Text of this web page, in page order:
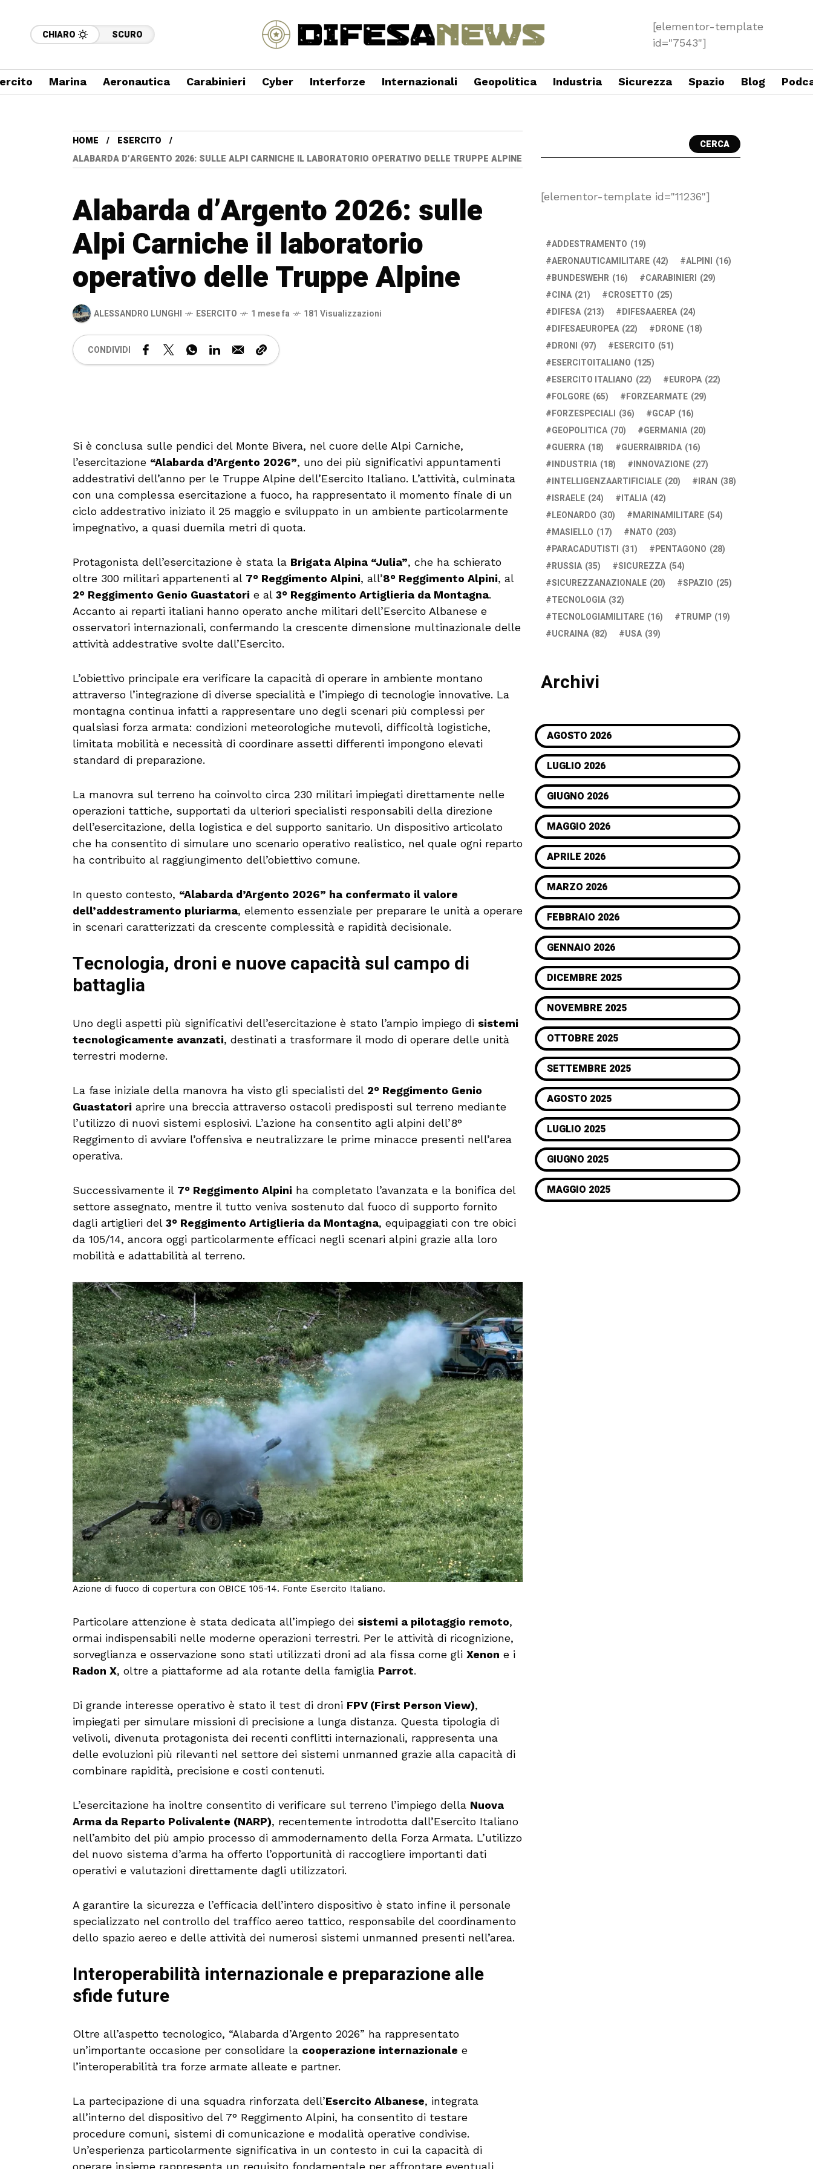
CHIARO SCURO
[elementor-template
id="7543"]
Marina Aeronautica Carabinieri Cyber Interforze Internazionali Geopolitica Industria Sicurezza Spazio Blog
HOME
ESERCITO
ALABARDA D’ARGENTO 2026: SULLE ALPI CARNICHE IL LABORATORIO OPERATIVO DELLE TRUPPE ALPINE
Alabarda d’Argento 2026: sulle
Alpi Carniche il laboratorio
operativo delle Truppe Alpine
ALESSANDRO LUNGHI ESERCITO 1 mese fa 181 Visualizzazioni
CONDIVIDI
Si è conclusa sulle pendici del Monte Bivera, nel cuore delle Alpi Carniche,
l’esercitazione “Alabarda d’Argento 2026”, uno dei più significativi appuntamenti
addestrativi dell’anno per le Truppe Alpine dell’Esercito Italiano. L’attività, culminata
con una complessa esercitazione a fuoco, ha rappresentato il momento finale di un
ciclo addestrativo iniziato il 25 maggio e sviluppato in un ambiente particolarmente
impegnativo, a quasi duemila metri di quota.
Protagonista dell’esercitazione è stata la Brigata Alpina “Julia”, che ha schierato
oltre 300 militari appartenenti al 7° Reggimento Alpini, all’8° Reggimento Alpini, al
2° Reggimento Genio Guastatori e al 3° Reggimento Artiglieria da Montagna.
Accanto ai reparti italiani hanno operato anche militari dell’Esercito Albanese e
osservatori internazionali, confermando la crescente dimensione multinazionale delle
attività addestrative svolte dall’Esercito.
L’obiettivo principale era verificare la capacità di operare in ambiente montano
attraverso l’integrazione di diverse specialità e l’impiego di tecnologie innovative. La
montagna continua infatti a rappresentare uno degli scenari più complessi per
qualsiasi forza armata: condizioni meteorologiche mutevoli, difficoltà logistiche,
limitata mobilità e necessità di coordinare assetti differenti impongono elevati
standard di preparazione.
La manovra sul terreno ha coinvolto circa 230 militari impiegati direttamente nelle
operazioni tattiche, supportati da ulteriori specialisti responsabili della direzione
dell’esercitazione, della logistica e del supporto sanitario. Un dispositivo articolato
che ha consentito di simulare uno scenario operativo realistico, nel quale ogni reparto
ha contribuito al raggiungimento dell’obiettivo comune.
In questo contesto, “Alabarda d’Argento 2026” ha confermato il valore
dell’addestramento pluriarma, elemento essenziale per preparare le unità a operare
in scenari caratterizzati da crescente complessità e rapidità decisionale.
Tecnologia, droni e nuove capacità sul campo di
battaglia
Uno degli aspetti più significativi dell’esercitazione è stato l’ampio impiego di sistemi
tecnologicamente avanzati, destinati a trasformare il modo di operare delle unità
terrestri moderne.
La fase iniziale della manovra ha visto gli specialisti del 2° Reggimento Genio
Guastatori aprire una breccia attraverso ostacoli predisposti sul terreno mediante
l’utilizzo di nuovi sistemi esplosivi. L’azione ha consentito agli alpini dell’8°
Reggimento di avviare l’offensiva e neutralizzare le prime minacce presenti nell’area
operativa.
Successivamente il 7° Reggimento Alpini ha completato l’avanzata e la bonifica del
settore assegnato, mentre il tutto veniva sostenuto dal fuoco di supporto fornito
dagli artiglieri del 3° Reggimento Artiglieria da Montagna, equipaggiati con tre obici
da 105/14, ancora oggi particolarmente efficaci negli scenari alpini grazie alla loro
mobilità e adattabilità al terreno.
Azione di fuoco di copertura con OBICE 105-14. Fonte Esercito Italiano.
Particolare attenzione è stata dedicata all’impiego dei sistemi a pilotaggio remoto,
ormai indispensabili nelle moderne operazioni terrestri. Per le attività di ricognizione,
sorveglianza e osservazione sono stati utilizzati droni ad ala fissa come gli Xenon e i
Radon X, oltre a piattaforme ad ala rotante della famiglia Parrot.
Di grande interesse operativo è stato il test di droni FPV (First Person View),
impiegati per simulare missioni di precisione a lunga distanza. Questa tipologia di
velivoli, divenuta protagonista dei recenti conflitti internazionali, rappresenta una
delle evoluzioni più rilevanti nel settore dei sistemi unmanned grazie alla capacità di
combinare rapidità, precisione e costi contenuti.
L’esercitazione ha inoltre consentito di verificare sul terreno l’impiego della Nuova
Arma da Reparto Polivalente (NARP), recentemente introdotta dall’Esercito Italiano
nell’ambito del più ampio processo di ammodernamento della Forza Armata. L’utilizzo
del nuovo sistema d’arma ha offerto l’opportunità di raccogliere importanti dati
operativi e valutazioni direttamente dagli utilizzatori.
A garantire la sicurezza e l’efficacia dell’intero dispositivo è stato infine il personale
specializzato nel controllo del traffico aereo tattico, responsabile del coordinamento
dello spazio aereo e delle attività dei numerosi sistemi unmanned presenti nell’area.
Interoperabilità internazionale e preparazione alle
sfide future
Oltre all’aspetto tecnologico, “Alabarda d’Argento 2026” ha rappresentato
un’importante occasione per consolidare la cooperazione internazionale e
l’interoperabilità tra forze armate alleate e partner.
La partecipazione di una squadra rinforzata dell’Esercito Albanese, integrata
all’interno del dispositivo del 7° Reggimento Alpini, ha consentito di testare
procedure comuni, sistemi di comunicazione e modalità operative condivise.
Un’esperienza particolarmente significativa in un contesto in cui la capacità di
operare insieme rappresenta un requisito fondamentale per affrontare eventuali
CERCA
[elementor-template id="11236"]
ADDESTRAMENTO (19)
AERONAUTICAMILITARE (42) ALPINI (16)
BUNDESWEHR (16) CARABINIERI (29)
CINA (21) CROSETTO (25)
DIFESA (213) DIFESAAEREA (24)
DIFESAEUROPEA (22) DRONE (18)
DRONI (97) ESERCITO (51)
ESERCITOITALIANO (125)
ESERCITO ITALIANO (22) EUROPA (22)
FOLGORE (65) FORZEARMATE (29)
FORZESPECIALI (36) GCAP (16)
GEOPOLITICA (70) GERMANIA (20)
GUERRA (18) GUERRAIBRIDA (16)
INDUSTRIA (18) INNOVAZIONE (27)
INTELLIGENZAARTIFICIALE (20) IRAN (38)
ISRAELE (24) ITALIA (42)
LEONARDO (30) MARINAMILITARE (54)
MASIELLO (17) NATO (203)
PARACADUTISTI (31) PENTAGONO (28)
RUSSIA (35) SICUREZZA (54)
SICUREZZANAZIONALE (20) SPAZIO (25)
TECNOLOGIA (32)
TECNOLOGIAMILITARE (16) TRUMP (19)
UCRAINA (82) USA (39)
Archivi
AGOSTO 2026
LUGLIO 2026
GIUGNO 2026
MAGGIO 2026
APRILE 2026
MARZO 2026
FEBBRAIO 2026
GENNAIO 2026
DICEMBRE 2025
NOVEMBRE 2025
OTTOBRE 2025
SETTEMBRE 2025
AGOSTO 2025
LUGLIO 2025
GIUGNO 2025
MAGGIO 2025